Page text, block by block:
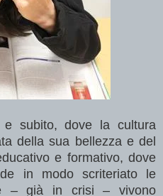
subito, dove la cultura
della sua bellezza e del
e formativo, dove
in modo scriteriato le
– già in crisi – vivono